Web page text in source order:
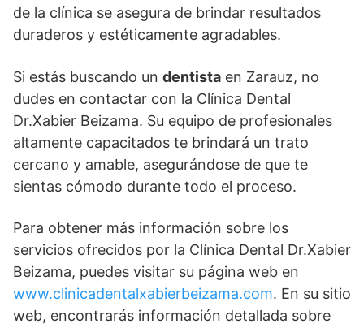
de la clínica se asegura de brindar resultados
duraderos y estéticamente agradables.
Si estás buscando un dentista en Zarauz, no
dudes en contactar con la Clínica Dental
Dr.Xabier Beizama. Su equipo de profesionales
altamente capacitados te brindará un trato
cercano y amable, asegurándose de que te
sientas cómodo durante todo el proceso.
Para obtener más información sobre los
servicios ofrecidos por la Clínica Dental Dr.Xabier
Beizama, puedes visitar su página web en
www.clinicadentalxabierbeizama.com. En su sitio
web, encontrarás información detallada sobre